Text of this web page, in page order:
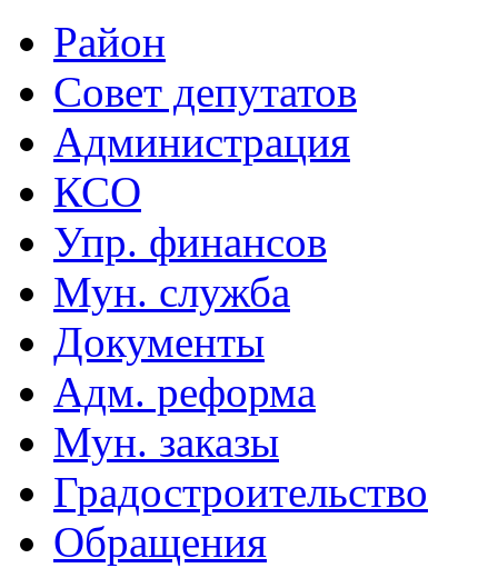
Район
Совет депутатов
Администрация
КСО
Упр. финансов
Мун. служба
Документы
Адм. реформа
Мун. заказы
Градостроительство
Обращения